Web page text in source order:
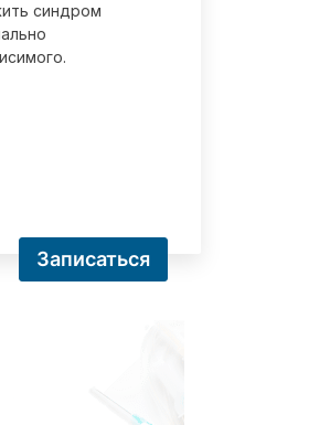
синдром
Записаться